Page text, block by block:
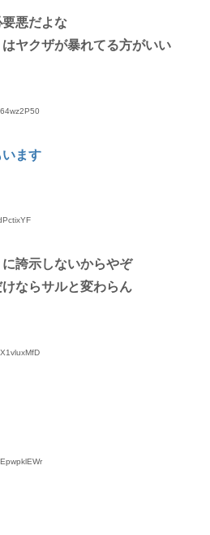
悪だよな
ヤクザが暴れてる方がいい
ます
誇示しないからやぞ
ならサルと変わらん